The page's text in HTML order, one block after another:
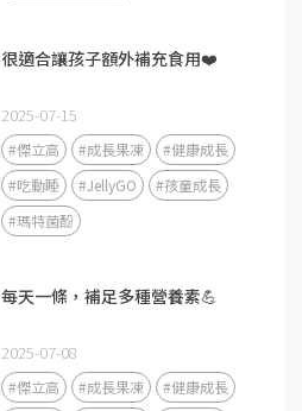
很適合讓孩子額外補充食用❤️
2025-07-15
#傑立高 #成長果凍
#健康成長
#吃動睡
#JellyGO
#孩童成長
#瑪特菌酚
每天一條，補足多種營養素💪
2025-07-08
#傑立高 #成長果凍
#健康成長